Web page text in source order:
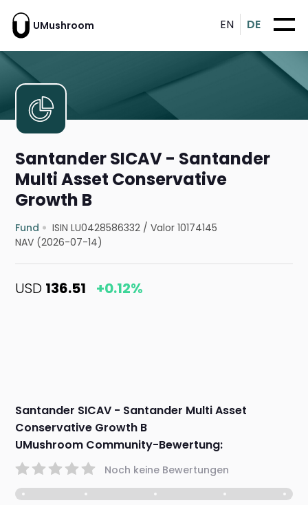
UMushroom EN DE
Santander SICAV - Santander
Multi Asset Conservative
Growth B
Fund ISIN LU0428586332 /Valor 10174145
NAV (2026-07-14)
USD 136.51 +0.12%
Santander SICAV - Santander Multi Asset
Conservative Growth B
UMushroom Community-Bewertung:
Noch keine Bewertungen